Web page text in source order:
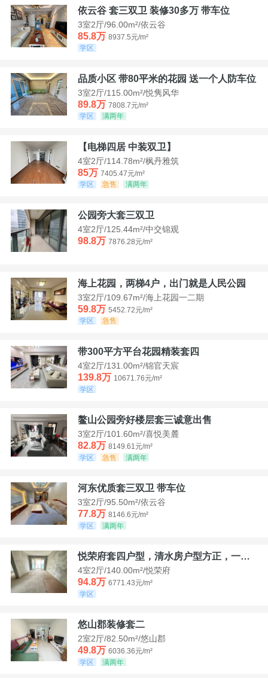
依云谷 套三双卫 装修30多万 带车位
3室2厅/96.00m²/依云谷
85.8万 8937.5元/m²
学区
品质小区 带80平米的花园 送一个人防车位
3室2厅/115.00m²/悦隽风华
89.8万 7808.7元/m²
学区
满两年
【电梯四居 中装双卫】
4室2厅/114.78m²/枫丹雅筑
85万 7405.47元/m²
学区
急售 满两年
公园旁大套三双卫
4室2厅/125.44m²/中交锦观
98.8万 7876.28元/m²
海上花园，两梯4户，出门就是人民公园
3室2厅/109.67m²/海上花园一二期
59.8万 5452.72元/m²
学区
急售
带300平方平台花园精装套四
4室2厅/131.00m²/锦官天宸
139.8万 10671.76元/m²
学区
鳌山公园旁好楼层套三诚意出售
3室2厅/101.60m²/喜悦美麓
82.8万 8149.61元/m²
学区
急售 满两年
河东优质套三双卫 带车位
3室2厅/95.50m²/依云谷
77.8万 8146.6元/m²
学区
满两年
悦荣府套四户型，清水房户型方正，一口价94，8
4室2厅/140.00m²/悦荣府
94.8万 6771.43元/m²
学区
悠山郡装修套二
2室2厅/82.50m²/悠山郡
49.8万 6036.36元/m²
学区
满两年